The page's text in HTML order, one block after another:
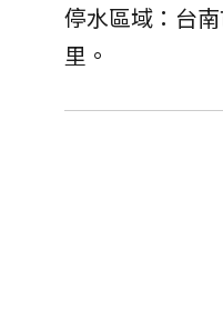
停水區域：台
里。